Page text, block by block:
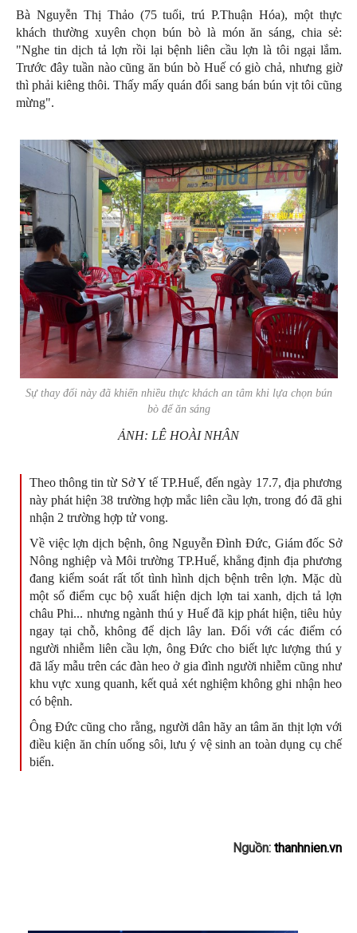
Bà Nguyễn Thị Thảo (75 tuổi, trú P.Thuận Hóa), một thực
khách thường xuyên chọn bún bò là món ăn sáng, chia sẻ:
"Nghe tin dịch tả lợn rồi lại bệnh liên cầu lợn là tôi ngại lắm.
Trước đây tuần nào cũng ăn bún bò Huế có giò chả, nhưng giờ
thì phải kiêng thôi. Thấy mấy quán đổi sang bán bún vịt tôi cũng
mừng".
Sự thay đổi này đã khiến nhiều thực khách an tâm khi lựa chọn bún
bò để ăn sáng
ẢNH: LÊ HOÀI NHÂN
Theo thông tin từ Sở Y tế TP.Huế, đến ngày 17.7, địa phương
này phát hiện 38 trường hợp mắc liên cầu lợn, trong đó đã ghi
nhận 2 trường hợp tử vong.
Về việc lợn dịch bệnh, ông Nguyễn Đình Đức, Giám đốc Sở
Nông nghiệp và Môi trường TP.Huế, khẳng định địa phương
đang kiểm soát rất tốt tình hình dịch bệnh trên lợn. Mặc dù
một số điểm cục bộ xuất hiện dịch lợn tai xanh, dịch tả lợn
châu Phi... nhưng ngành thú y Huế đã kịp phát hiện, tiêu hủy
ngay tại chỗ, không để dịch lây lan. Đối với các điểm có
người nhiễm liên cầu lợn, ông Đức cho biết lực lượng thú y
đã lấy mẫu trên các đàn heo ở gia đình người nhiễm cũng như
khu vực xung quanh, kết quả xét nghiệm không ghi nhận heo
có bệnh.
Ông Đức cũng cho rằng, người dân hãy an tâm ăn thịt lợn với
điều kiện ăn chín uống sôi, lưu ý vệ sinh an toàn dụng cụ chế
biến.
Nguồn: thanhnien.vn